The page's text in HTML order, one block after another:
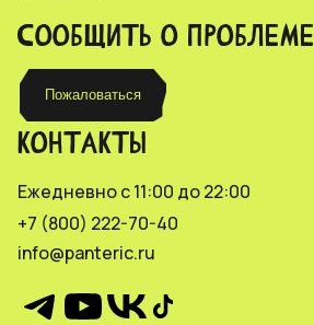
СООБЩИТЬ О ПРОБЛЕМЕ
Пожаловаться
КОНТАКТЫ
Ежедневно с 11:00 до 22:00
+7 (800) 222-70-40
info@panteric.ru